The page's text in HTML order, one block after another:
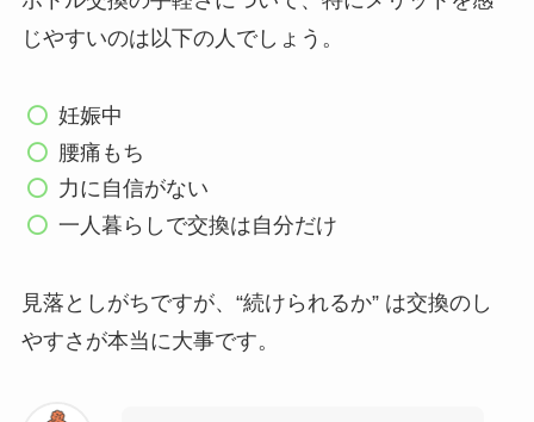
じやすいのは以下の人でしょう。
妊娠中
腰痛もち
力に自信がない
一人暮らしで交換は自分だけ
見落としがちですが、“続けられるか” は交換のし
やすさが本当に大事です。